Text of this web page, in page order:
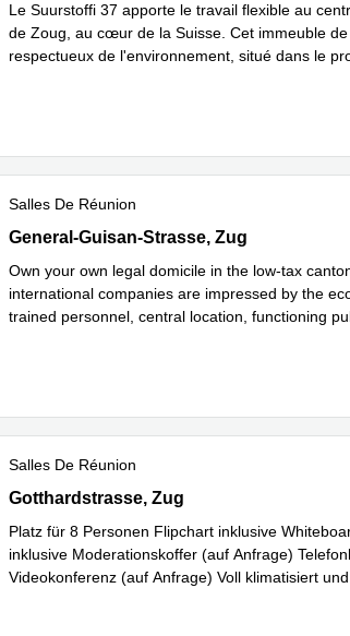
Le Suurstoffi 37 apporte le travail flexible au
de Zoug, au cœur de la Suisse. Cet immeuble
respectueux de l'environnement, situé dans le
Salles De Réunion
General-Guisan-Strasse 6/8, Zug
General-Guisan-Strasse, Zug
Own your own legal domicile in the low-tax
international companies are impressed by the
trained personnel, central location, functioning
Salles De Réunion
Gotthardstrasse 26, Zug
Gotthardstrasse, Zug
Platz für 8 Personen Flipchart inklusive
inklusive Moderationskoffer (auf Anfrage)
Videokonferenz (auf Anfrage) Voll klimatisiert